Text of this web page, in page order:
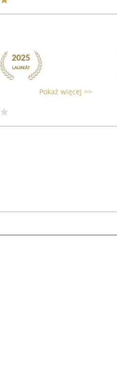
Pokaż więcej >>